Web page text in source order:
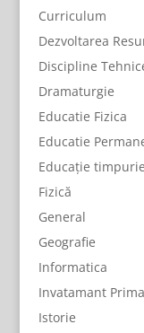
Curriculum
Dezvoltarea
Discipline
Dramaturgie
Educatie Fizica
Educatie
Educație timpurie
Fizică
General
Geografie
Informatica
Invatamant
Istorie